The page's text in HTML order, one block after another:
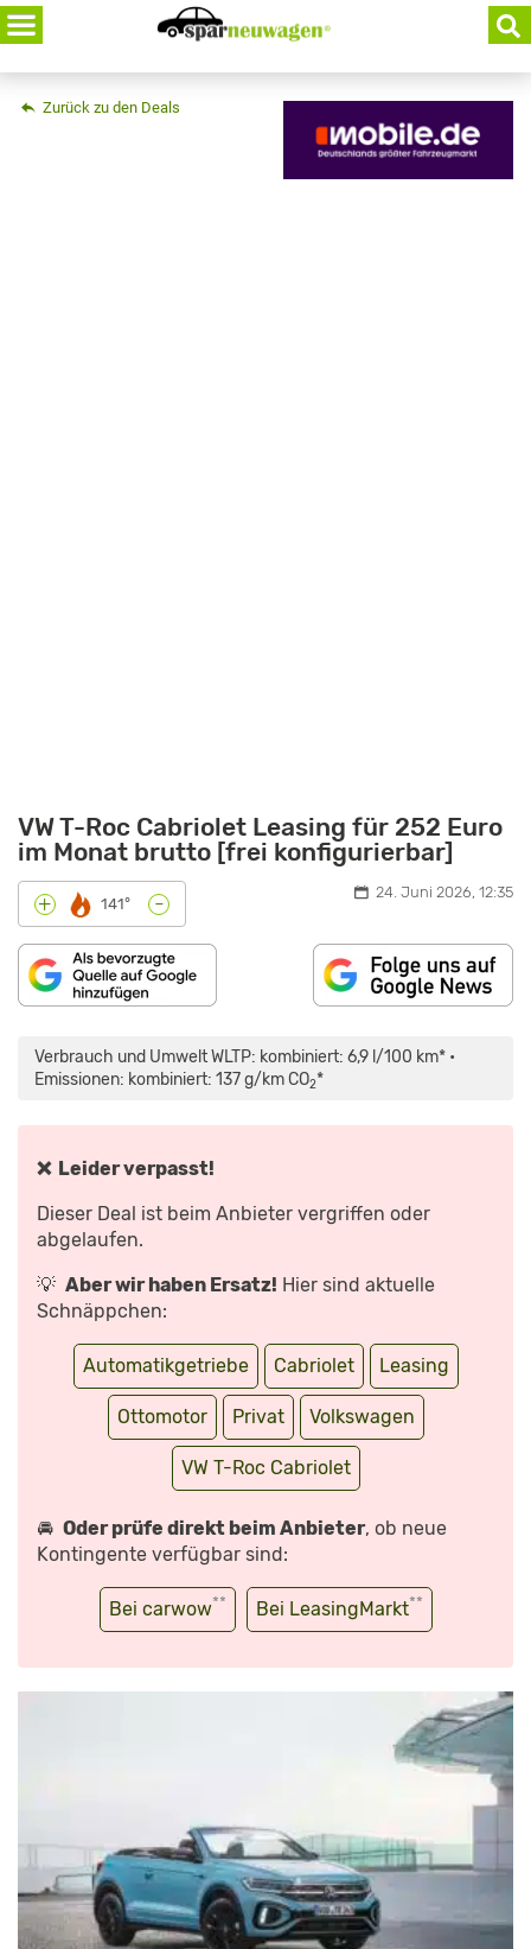
Skip
to
content
Zurück zu den Deals
VW T-Roc Cabriolet Leasing für 252 Euro
im Monat brutto [frei konfigurierbar]
+ 141° - 24. Juni 2026, 12:35
Verbrauch und Umwelt WLTP: kombiniert: 6,9 l/100 km* •
Emissionen: kombiniert: 137 g/km CO2*
❌ Leider verpasst!
Dieser Deal ist beim Anbieter vergriffen oder
abgelaufen.
💡 Aber wir haben Ersatz! Hier sind aktuelle
Schnäppchen:
Automatikgetriebe Cabriolet Leasing
Ottomotor Privat Volkswagen
VW T-Roc Cabriolet
🚘 Oder prüfe direkt beim Anbieter, ob neue
Kontingente verfügbar sind:
Bei carwow** Bei LeasingMarkt**
ROC
CABRIO
(2020):
INFOS
DEUTSCH“
VON
YOUTUBE
ANZEIGEN